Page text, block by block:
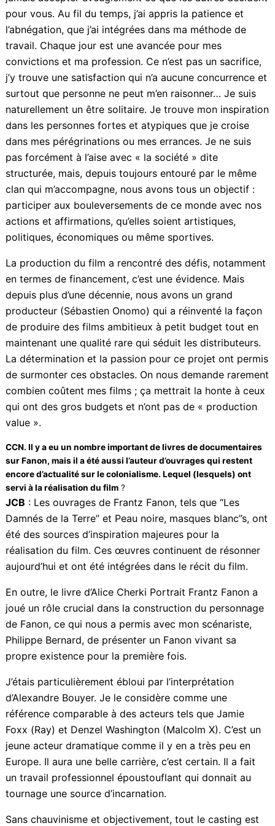
CCN Ce film reflète votre engagement de cinéaste?
JCB: Oui, ce film reflète l’engagement du cinéaste en
tant qu ‘afro-caribéen. Il souligne l’importance de ne
jamais accepter aveuglément ce que les autres
décident pour vous. Au fil du temps, j’ai appris la
patience et l’abnégation, que j’ai intégrées dans ma
méthode de travail. Chaque jour est une avancée pour
mes convictions et ma profession. Ce n’est pas un
sacrifice, j’y trouve une satisfaction qui n’a aucune
concurrence et surtout que personne ne peut m’en
raisonner… Je suis naturellement un être solitaire. Je
trouve mon inspiration dans les personnes fortes et
atypiques que je croise dans mes pérégrinations ou
mes errances. Je ne suis pas forcément à l’aise avec «
la société » dite structurée, mais, depuis toujours
avons tous un objectif : participer aux
bouleversements de ce monde avec nos actions et
affirmations, qu’elles soient artistiques, politiques,
économiques ou même sportives.
La production du film a rencontré des défis,
notamment en termes de financement, c’est une
évidence. Mais depuis plus d’une décennie, nous
avons un grand producteur (Sébastien Onomo) qui a
réinventé la façon de produire des films ambitieux à
petit budget tout en maintenant une qualité rare qui
séduit les distributeurs. La détermination et la passion
pour ce projet ont permis de surmonter ces obstacles.
On nous demande rarement combien coûtent mes
films ; ça mettrait la honte à ceux qui ont des gros
budgets et n’ont pas de « production value ».
CCN. Il y a eu un nombre important de livres de
documentaires sur Fanon, mais il a été aussi l’auteur
d’ouvrages qui restent encore d’actualité sur le colonialisme.
Lequel (lesquels) ont servi à la réalisation du film?
Damnés de la Terre” et Peau noire, masques blanc”s,
ont été des sources d’inspiration majeures pour la
réalisation du film. Ces œuvres continuent de
résonner aujourd’hui et ont été intégrées dans le récit
du film.
En outre, le livre d’Alice Cherki Portrait Frantz Fanon a
joué un rôle crucial dans la construction du
personnage de Fanon, ce qui nous a permis avec mon
scénariste, Philippe Bernard, de présenter un Fanon
vivant sa propre existence pour la première fois.
J’étais particulièrement ébloui par l’interprétation
d’Alexandre Bouyer. Je le considère comme une